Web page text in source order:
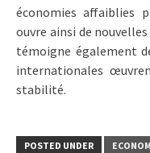
économies affaiblies
ouvre ainsi de
témoigne également
internationales
stabilité.
POSTED UNDER